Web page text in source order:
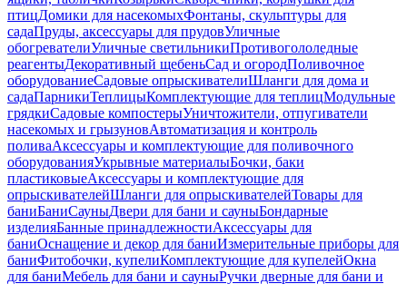
птицДомики для насекомыхФонтаны, скульптуры для
садаПруды, аксессуары для прудовУличные
обогревателиУличные светильникиПротивогололедные
реагентыДекоративный щебеньСад и огородПоливочное
оборудованиеСадовые опрыскивателиШланги для дома и
садаПарникиТеплицыКомплектующие для теплицМодульные
грядкиСадовые компостерыУничтожители, отпугиватели
насекомых и грызуновАвтоматизация и контроль
поливаАксессуары и комплектующие для поливочного
оборудованияУкрывные материалыБочки, баки
пластиковыеАксессуары и комплектующие для
опрыскивателейШланги для опрыскивателейТовары для
баниБаниСауныДвери для бани и сауныБондарные
изделияБанные принадлежностиАксессуары для
баниОснащение и декор для баниИзмерительные приборы для
баниФитобочки, купелиКомплектующие для купелейОкна
для баниМебель для бани и сауныРучки дверные для бани и